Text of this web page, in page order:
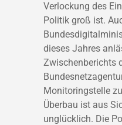
Verlockung des
Politik groß ist.
dieses Jahres
Zwischenberichts
Monitoringstelle
Überbau ist aus
unglücklich. Die